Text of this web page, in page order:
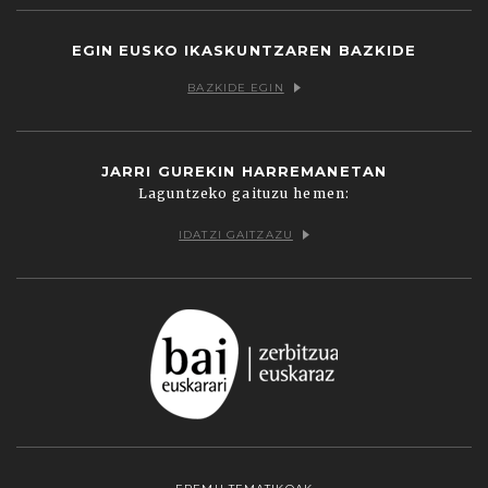
EGIN EUSKO IKASKUNTZAREN BAZKIDE
BAZKIDE EGIN
JARRI GUREKIN HARREMANETAN
Laguntzeko gaituzu hemen:
IDATZI GAITZAZU